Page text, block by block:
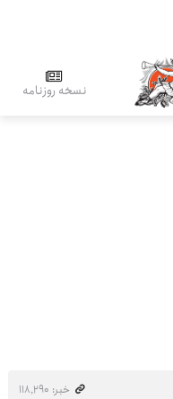
نسخه روزنامه
خبر: ۱۱۸٬۲۹۰